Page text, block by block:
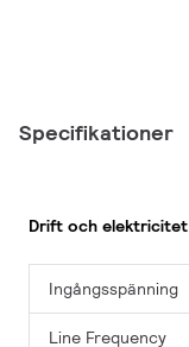
Specifikationer
Drift och elektricitet
Ingångsspänning
Line Frequency